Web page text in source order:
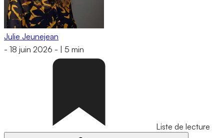
Julie Jeunejean
- 18 juin 2026 - 5 min
Liste de lecture